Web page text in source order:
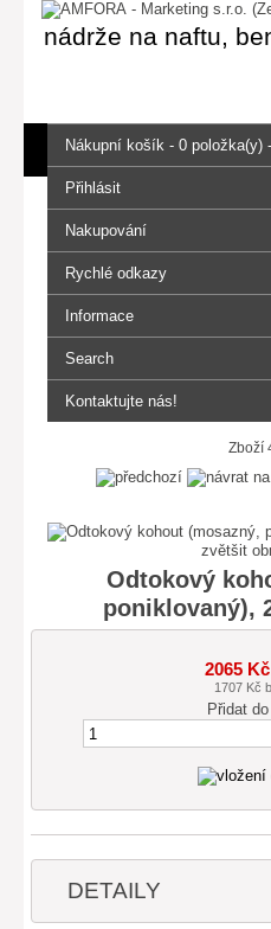
nádrže na naftu,
Nákupní košík - 0 položka(y)
Přihlásit
Nakupování
Rychlé odkazy
Informace
Search
Kontaktujte nás!
Zboží
zvětšit
Odtokový
poniklovaný),
2065
1707 Kč
DETAILY